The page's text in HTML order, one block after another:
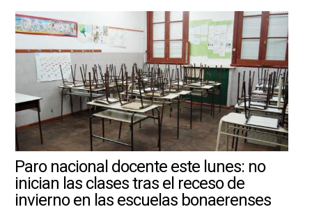
Paro nacional docente este lunes: no
inician las clases tras el receso de
invierno en las escuelas bonaerenses